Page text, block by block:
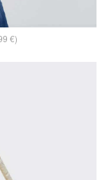
€)